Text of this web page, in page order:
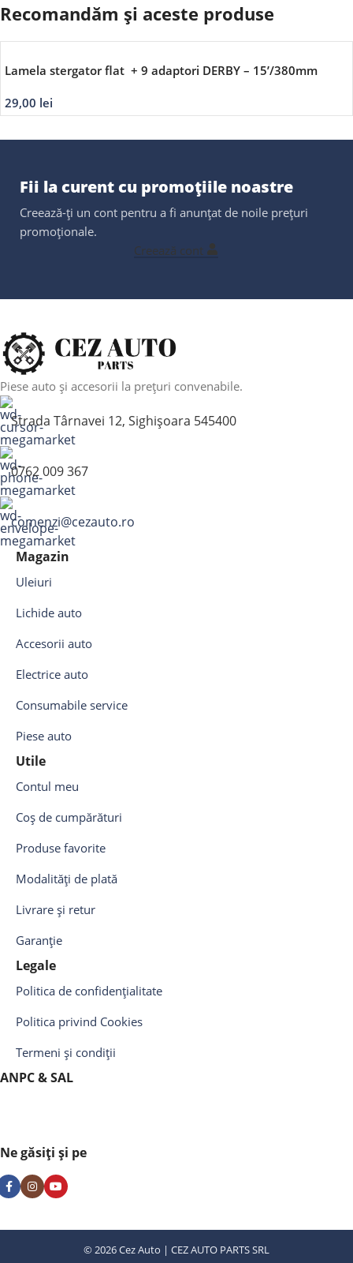
Recomandăm și aceste produse
Lamela stergator flat + 9 adaptori DERBY – 15’/380mm
29,00 lei
Fii la curent cu promoțiile noastre
Creează-ți un cont pentru a fi anunțat de noile prețuri
promoționale.
Creează cont
Piese auto și accesorii la prețuri convenabile.
Strada Târnavei 12, Sighișoara 545400
0762 009 367
comenzi@cezauto.ro
Magazin
Uleiuri
Lichide auto
Accesorii auto
Electrice auto
Consumabile service
Piese auto
Utile
Contul meu
Coș de cumpărături
Produse favorite
Modalități de plată
Livrare și retur
Garanție
Legale
Politica de confidențialitate
Politica privind Cookies
Termeni și condiții
ANPC & SAL
Ne găsiți și pe
© 2026 Cez Auto | CEZ AUTO PARTS SRL